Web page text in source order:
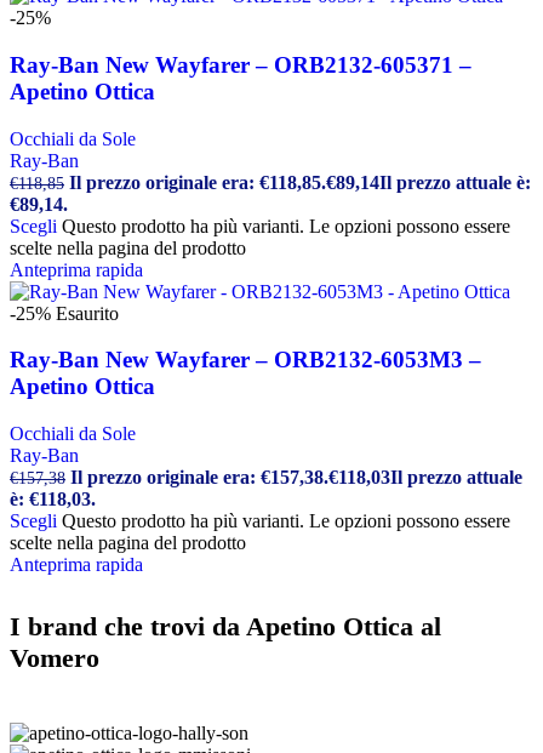
-25%
Ray-Ban New Wayfarer – ORB2132-605371 –
Apetino Ottica
Occhiali da Sole
Ray-Ban
€118,85 Il prezzo originale era: €118,85.€89,14Il prezzo attuale è:
€89,14.
Scegli Questo prodotto ha più varianti. Le opzioni possono essere
scelte nella pagina del prodotto
Anteprima rapida
-25% Esaurito
Ray-Ban New Wayfarer – ORB2132-6053M3 –
Apetino Ottica
Occhiali da Sole
Ray-Ban
€157,38 Il prezzo originale era: €157,38.€118,03Il prezzo attuale
è: €118,03.
Scegli Questo prodotto ha più varianti. Le opzioni possono essere
scelte nella pagina del prodotto
Anteprima rapida
I brand che trovi da Apetino Ottica al
Vomero